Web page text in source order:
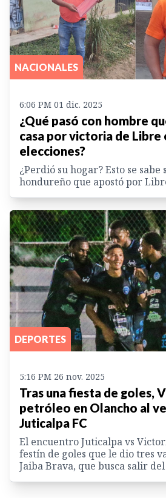
NACIONALES
6:06 PM 01 dic. 2025
¿Qué pasó con hombre
casa por victoria de Libre
elecciones?
¿Perdió su hogar? Esto se sabe
hondureño que apostó por
DEPORTES
5:16 PM 26 nov. 2025
Tras una fiesta de goles,
petróleo en Olancho al
Juticalpa FC
El encuentro Juticalpa vs
festín de goles que le dio tres
Jaiba Brava, que busca salir